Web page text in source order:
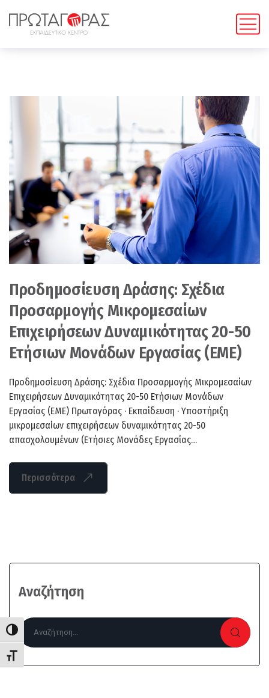
Εναλλαγή Υψηλής Αντίθεσης
Εναλλαγή Μεγέθους Γραμμάτων
Προδημοσίευση Δράσης: Σχέδια
Προσαρμογής Μικρομεσαίων
Επιχειρήσεων Δυναμικότητας 20-50
Ετήσιων Μονάδων Εργασίας (EME)
Προδημοσίευση Δράσης: Σχέδια Προσαρμογής Μικρομεσαίων
Επιχειρήσεων Δυναμικότητας 20-50 Ετήσιων Μονάδων
Εργασίας (EME) Πρωταγόρας · Εκπαίδευση · Υποστήριξη
μικρομεσαίων επιχειρήσεων δυναμικότητας 20-50
απασχολουμένων (Eτήσιες Mονάδες Eργασίας…
Περισσότερα
Αναζήτηση
Search